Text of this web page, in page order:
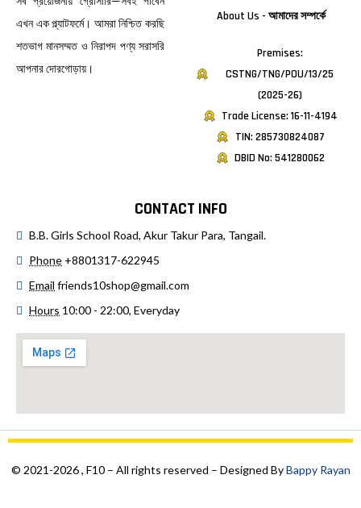
এখন এক প্ল্যাটফর্মে। আমরা নিশ্চিত করছি
শতভাগ মানসম্মত ও নিরাপদ পণ্য সরাসরি
আপনার দোরগোড়ায়।
About Us - আমাদের সম্পর্কে
Premises:
CSTNG/TNG/POU/13/25
(2025-26)
Trade License: 16-11-4194
TIN: 285730824087
DBID No: 541280062
CONTACT INFO
B.B. Girls School Road, Akur Takur Para, Tangail.
Phone +8801317-622945
Email friends10shop@gmail.com
Hours 10:00 - 22:00, Everyday
© 2021-2026 , F10 – All rights reserved – Designed ByBappy Rayan